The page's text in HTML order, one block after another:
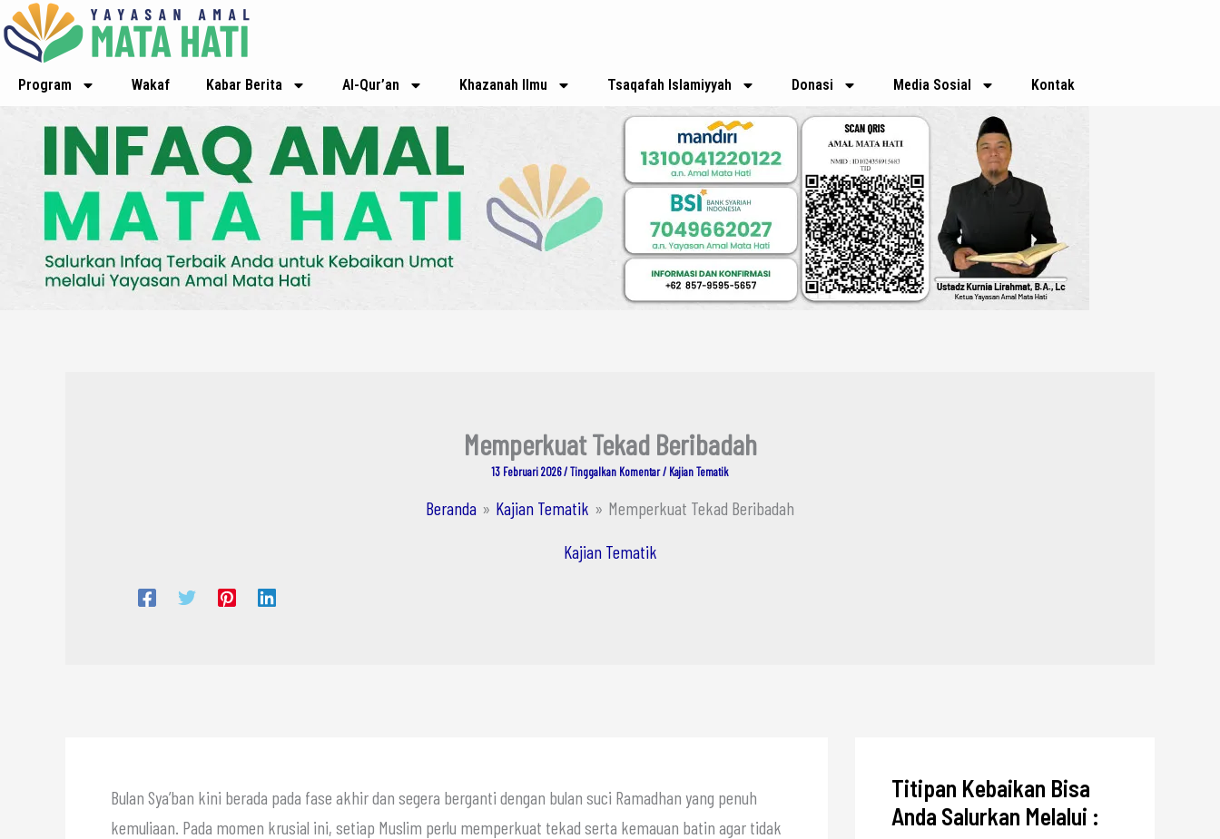
Lewati
ke
konten
Program Wakaf Kabar Berita Al-Qur’an Khazanah Ilmu Tsaqafah Islamiyyah Donasi Media Sosial Kontak
Memperkuat Tekad Beribadah
13 Februari 2026/Tinggalkan Komentar/ Kajian Tematik
Beranda Kajian Tematik
Memperkuat Tekad Beribadah
Kajian Tematik
Bulan Sya’ban kini berada pada fase akhir dan segera berganti dengan bulan suci Ramadhan yang penuh
kemuliaan. Pada momen krusial ini, setiap Muslim perlu memperkuat tekad serta kemauan batin agar tidak
Titipan Kebaikan Bisa
Anda Salurkan Melalui :